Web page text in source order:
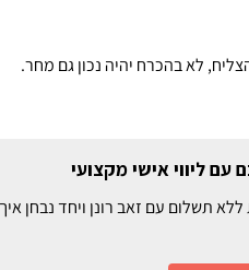
לא בהכרח יהיה נכון גם מחר.
ליווי אישי מקצועי
יעוץ של 30 דקות ללא תשלום עם זאב